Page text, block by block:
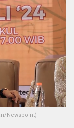
Newspoint)